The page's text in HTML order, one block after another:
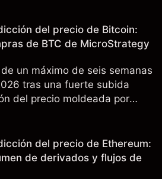
de resultados futuros.
del precio de Bitcoin:
de BTC de MicroStrategy
un máximo de seis semanas
tras una fuerte subida
del precio moldeada por
de posiciones
del precio de Ethereum:
de derivados y flujos de